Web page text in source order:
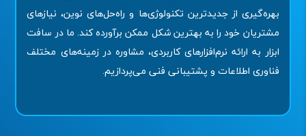
بهره‌گیری از جدیدترین تکنولوژی‌ها و راه‌حل‌های نوین، نیازهای
مشتریان خود را به بهترین شکل ممکن برآورده کند. ما در سافت
ابزار به ارائه نرم‌افزارهای کاربردی، مشاوره در زمینه‌های مختلف
فناوری اطلاعات و پشتیبانی فنی می‌پردازیم.